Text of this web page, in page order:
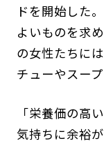
ドを開始した
よいものを求
の女性たちに
チューやスー
「栄養価の高
気持ちに余裕